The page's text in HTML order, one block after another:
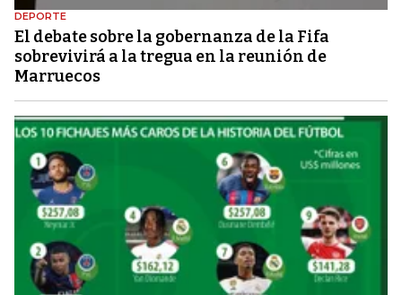
DEPORTE
El debate sobre la gobernanza de la Fifa
sobrevivirá a la tregua en la reunión de
Marruecos